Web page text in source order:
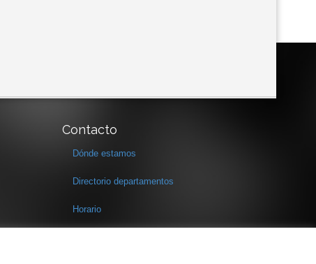
Contacto
Dónde estamos
Directorio departamentos
Horario